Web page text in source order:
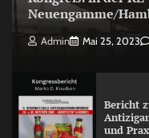
Neuengamme/
Admin Mai 25, 2023
Bericht
und